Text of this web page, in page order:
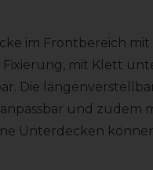
im Frontbereich
mit Klett
Die
und
Unterdecken